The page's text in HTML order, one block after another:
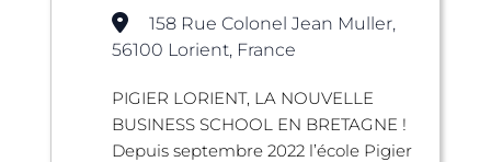
158 Rue Colonel Jean Muller,
56100 Lorient, France
PIGIER LORIENT, LA NOUVELLE
BUSINESS SCHOOL EN BRETAGNE !
Depuis septembre 2022 l’école Pigier